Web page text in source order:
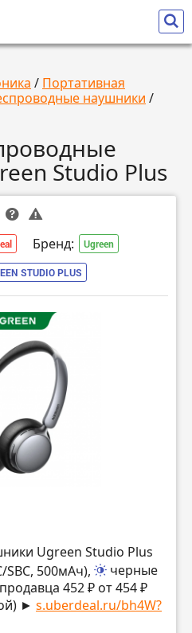
/ Портативная
наушники /
Studio Plus
Бренд: Ugreen
STUDIO PLUS
Ugreen Studio Plus
SBC, 500мАч),
черные
452 ₽ от 454 ₽
► s.uberdeal.ru/bh4W?